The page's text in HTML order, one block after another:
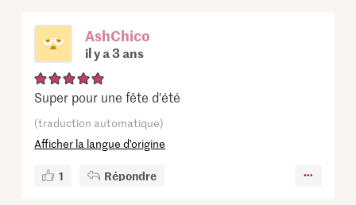
AshChico
il y a 3 ans
Super pour une fête d'été
(traduction automatique)
Afficher la langue d’origine
1 Répondre